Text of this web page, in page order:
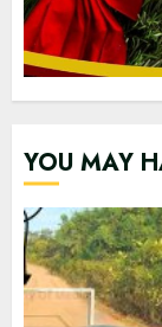
YOU MAY